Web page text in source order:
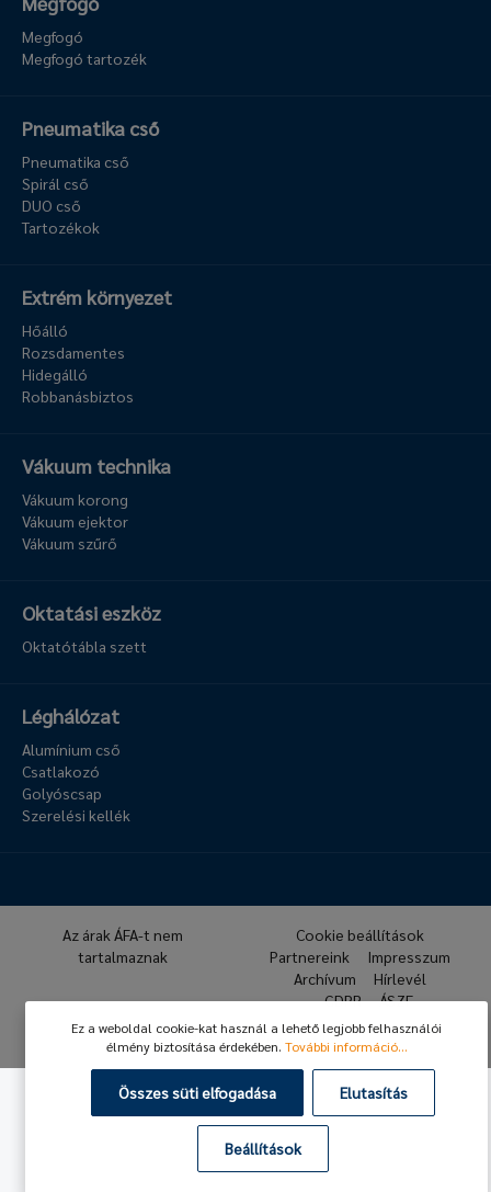
Megfogó
Megfogó tartozék
Pneumatika cső
Pneumatika cső
Spirál cső
DUO cső
Tartozékok
Extrém környezet
Hőálló
Rozsdamentes
Hidegálló
Robbanásbiztos
Vákuum technika
Vákuum korong
Vákuum ejektor
Vákuum szűrő
Oktatási eszköz
Oktatótábla szett
Léghálózat
Alumínium cső
Csatlakozó
Golyóscsap
Szerelési kellék
© 2026 Hafner Pneumatika
Az árak ÁFA-t nem
tartalmaznak
Cookie beállítások
Partnereink
Impresszum
Archívum
Hírlevél
GDPR
ÁSZF
Ez a weboldal cookie-kat használ a lehető legjobb felhasználói
élmény biztosítása érdekében. További információ...
Összes süti elfogadása Elutasítás
Beállítások